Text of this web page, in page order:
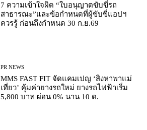
7 ความเข้าใจผิด “ใบอนุญาตขับขี่รถ
สาธารณะ”และข้อกำหนดที่ผู้ขับขี่แอปฯ
ควรรู้ ก่อนถึงกำหนด 30 ก.ย.69
PR NEWS
MMS FAST FIT จัดแคมเปญ ‘สิงหาพาแม่
เที่ยว’ คุ้มค่ายางรถใหม่ ยางรถไฟฟ้าเริ่ม
5,800 บาท ผ่อน 0% นาน 10 ด.